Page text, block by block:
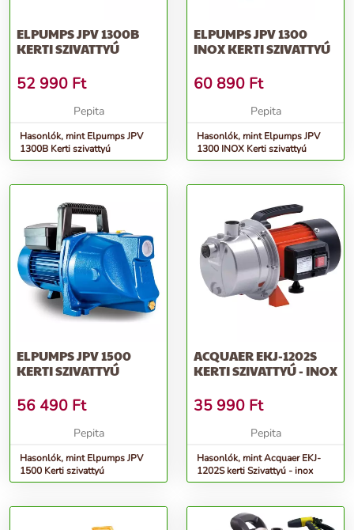
ELPUMPS JPV 1300B
KERTI SZIVATTYÚ
52 990 Ft
Pepita
Hasonlók, mint Elpumps JPV
1300B Kerti szivattyú
ELPUMPS JPV 1300
INOX KERTI SZIVATTYÚ
60 890 Ft
Pepita
Hasonlók, mint Elpumps JPV
1300 INOX Kerti szivattyú
ELPUMPS JPV 1500
KERTI SZIVATTYÚ
56 490 Ft
Pepita
Hasonlók, mint Elpumps JPV
1500 Kerti szivattyú
ACQUAER EKJ-1202S
KERTI SZIVATTYÚ - INOX
35 990 Ft
Pepita
Hasonlók, mint Acquaer EKJ-
1202S kerti Szivattyú - inox